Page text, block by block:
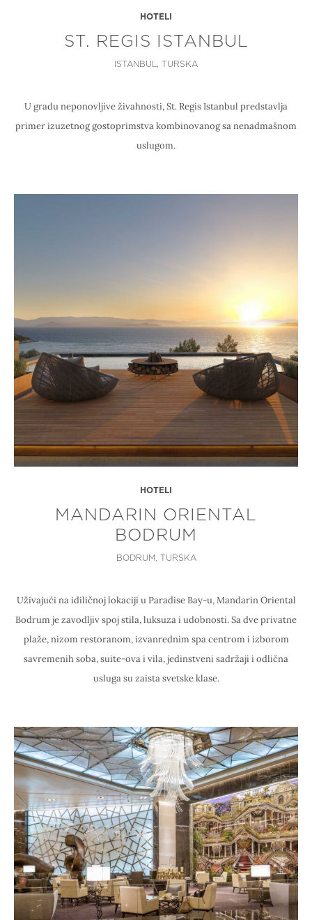
HOTELI
ST. REGIS ISTANBUL
ISTANBUL, TURSKA
U gradu neponovljive živahnosti, St. Regis Istanbul predstavlja
primer izuzetnog gostoprimstva kombinovanog sa nenadmašnom
uslugom.
HOTELI
MANDARIN ORIENTAL
BODRUM
BODRUM, TURSKA
Uživajući na idiličnoj lokaciji u Paradise Bay-u, Mandarin Oriental
Bodrum je zavodljiv spoj stila, luksuza i udobnosti. Sa dve privatne
plaže, nizom restoranom, izvanrednim spa centrom i izborom
savremenih soba, suite-ova i vila, jedinstveni sadržaji i odlična
usluga su zaista svetske klase.